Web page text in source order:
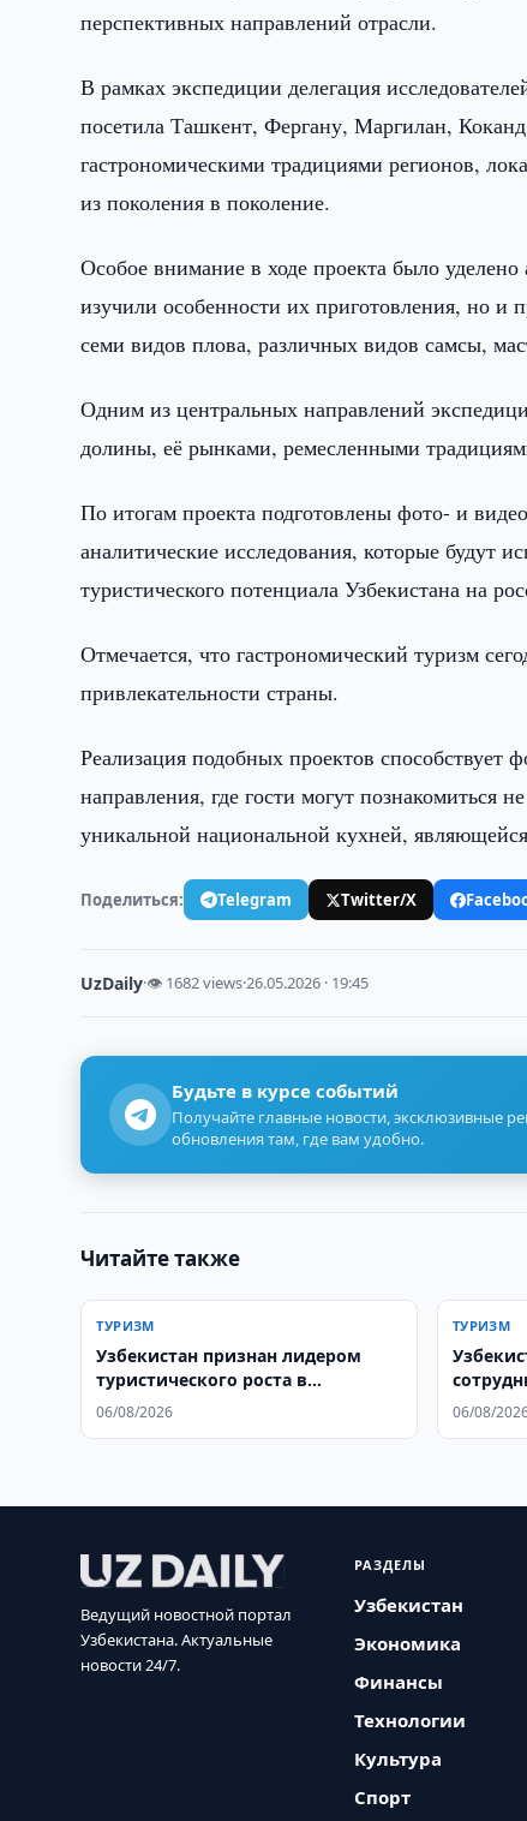
перспективных направлений отрасли.
В рамках экспедиции делегация
посетила Ташкент, Фергану, Маргилан,
гастрономическими традициями регионов,
из поколения в поколение.
Особое внимание в ходе проекта было
изучили особенности их приготовления, но и
семи видов плова, различных видов самсы,
Одним из центральных направлений
долины, её рынками, ремесленными
По итогам проекта подготовлены фото- и
аналитические исследования, которые будут
туристического потенциала Узбекистана на
Отмечается, что гастрономический туризм
привлекательности страны.
Реализация подобных проектов способствует
направления, где гости могут познакомиться
уникальной национальной кухней,
Поделиться: Telegram Twitter/X
UzDaily·👁 1682 views·26.05.2026 · 19:45
Будьте в курсе событий
Получайте главные новости, эксклюзивные
обновления там, где вам удобно.
Читайте также
ТУРИЗМ
Узбекистан признан лидером
туристического роста в
Центральной Азии по версии
06/08/2026
ТУРИЗМ
06/08/
Ведущий новостной портал
Узбекистана. Актуальные
новости 24/7.
РАЗДЕЛЫ
Узбекистан
Экономика
Финансы
Технологии
Культура
Спорт